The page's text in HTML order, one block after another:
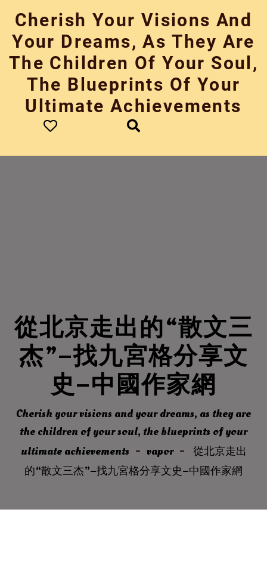
content
Cherish Your Visions And
Your Dreams, As They Are
The Children Of Your Soul,
The Blueprints Of Your
Ultimate Achievements
從北京走出的“散文三
杰”–找九宮格分享文
史–中國作家網
Cherish your visions and your dreams, as they are
the children of your soul, the blueprints of your
ultimate achievements
vapor
從北京走出
的“散文三杰”–找九宮格分享文史–中國作家網